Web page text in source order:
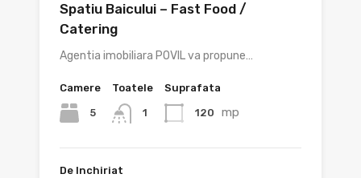
Spatiu Baicului – Fast Food /
Catering
Agentia imobiliara POVIL va propune…
Camere
5
Toatele
1
Suprafata
120 mp
De Inchiriat